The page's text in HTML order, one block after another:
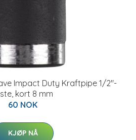
Impact Duty Kraftpipe 1/2"-
kort 8 mm
60 NOK
KJØP NÅ